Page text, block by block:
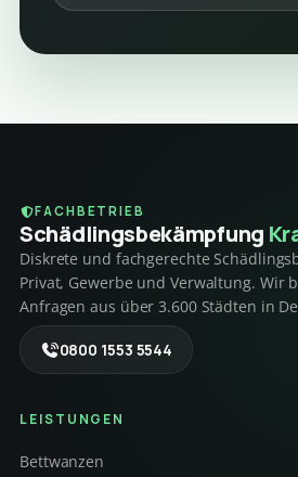
FACHBETRIEB
Schädlings­bekämpfung
Diskrete und fachgerechte
Privat, Gewerbe und Verwaltung. Wir
Anfragen aus über 3.600 Städten in
0800 1553 5544
LEISTUNGEN
Bettwanzen